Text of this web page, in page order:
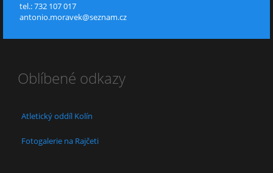
tel.: 732 107 017
antonio.moravek@seznam.cz
Oblíbené odkazy
Atletický oddíl Kolín
Fotogalerie na Rajčeti